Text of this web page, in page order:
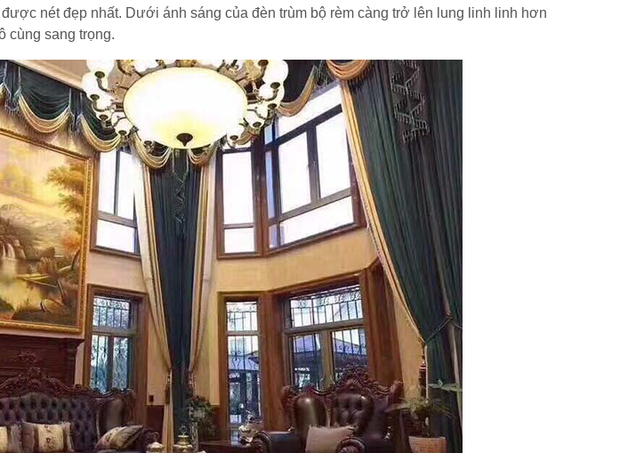
nét đẹp nhất. Dưới ánh sáng của đèn trùm bộ rèm càng trở lên lung linh linh hơn
cùng sang trọng.